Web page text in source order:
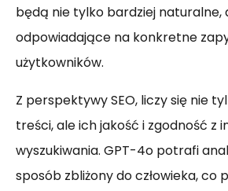
będą nie tylko bardziej naturalne,
odpowiadające na konkretne
użytkowników.
Z perspektywy SEO, liczy się nie
treści, ale ich jakość i zgodność z
wyszukiwania. GPT-4o potrafi
sposób zbliżony do człowieka, co